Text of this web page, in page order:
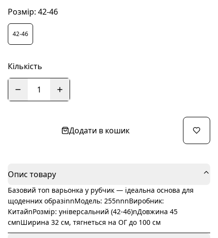
Розмір: 42-46
42-46
Кількість
1
Додати в кошик
Опис товару
Базовий топ варьонка у рубчик — ідеальна основа для
щоденних образіnnМодель: 255nnnВиробник:
КитайnРозмір: універсальний (42-46)nДовжина 45
смnШирина 32 см, тягнеться на ОГ до 100 см